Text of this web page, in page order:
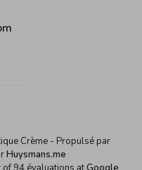
Crème - Propulsé par
Huysmans.me